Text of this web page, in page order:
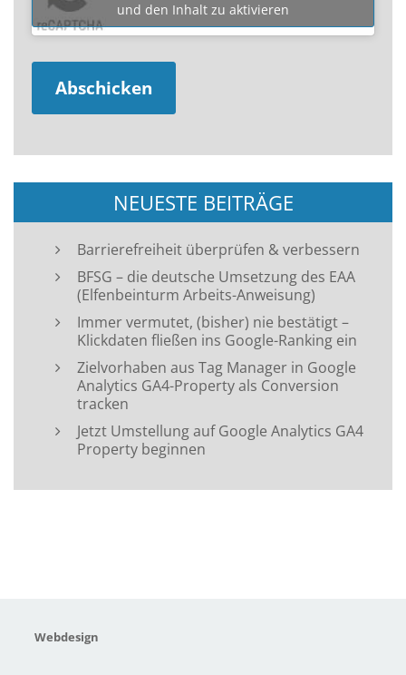
und den Inhalt zu aktivieren
NEUESTE BEITRÄGE
Barrierefreiheit überprüfen & verbessern
BFSG – die deutsche Umsetzung des EAA
(Elfenbeinturm Arbeits-Anweisung)
Immer vermutet, (bisher) nie bestätigt –
Klickdaten fließen ins Google-Ranking ein
Zielvorhaben aus Tag Manager in Google
Analytics GA4-Property als Conversion
tracken
Jetzt Umstellung auf Google Analytics GA4
Property beginnen
Webdesign